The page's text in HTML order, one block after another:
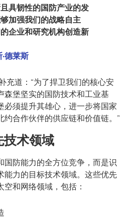
具韧性的国防产业的发
加强我们的战略自主
企业和研究机构创造新
德莱斯
充道：“为了捍卫我们的核心安
森堡坚实的国防技术和工业基
必须提升其雄心，进一步将国家
合作伙伴的供应链和价值链。”
技术领域
国防能力的全方位竞争，而是识
能力的目标技术领域。这些优先
和网络领域，包括：